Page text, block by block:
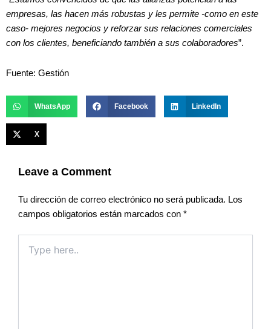
empresas, las hacen más robustas y les permite -como en este
caso- mejores negocios y reforzar sus relaciones comerciales
con los clientes, beneficiando también a sus colaboradores”.
Fuente: Gestión
WhatsApp Facebook LinkedIn
X
Leave a Comment
Tu dirección de correo electrónico no será publicada. Los
campos obligatorios están marcados con *
here..